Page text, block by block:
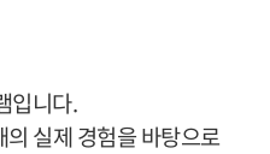
입니다.
실제 경험을 바탕으로